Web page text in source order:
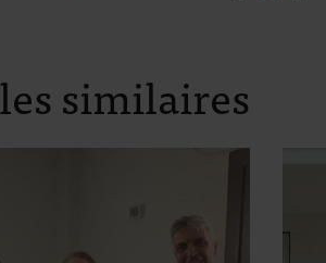
similaires